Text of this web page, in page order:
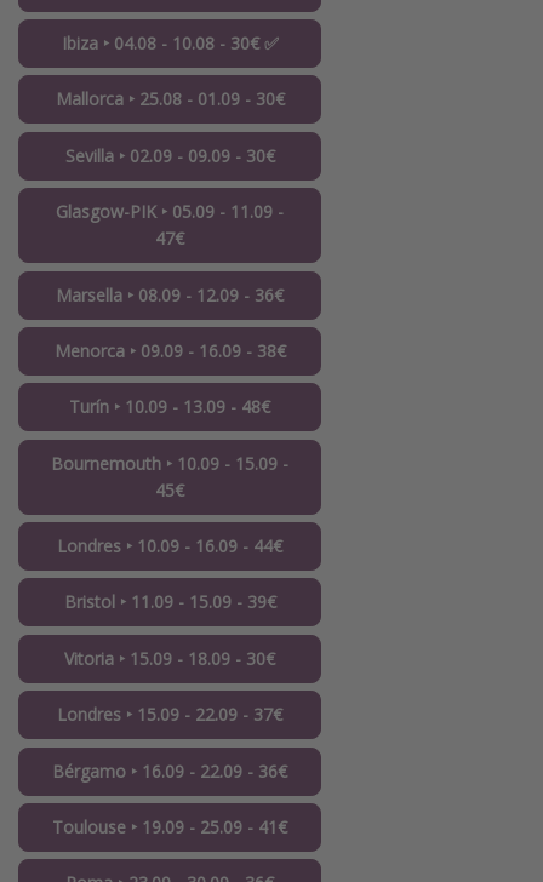
Ibiza ‣ 04.08 - 10.08 - 30€ ✅
Mallorca ‣ 25.08 - 01.09 - 30€
Sevilla ‣ 02.09 - 09.09 - 30€
Glasgow-PIK ‣ 05.09 - 11.09 -
47€
Marsella ‣ 08.09 - 12.09 - 36€
Menorca ‣ 09.09 - 16.09 - 38€
Turín ‣ 10.09 - 13.09 - 48€
Bournemouth ‣ 10.09 - 15.09 -
45€
Londres ‣ 10.09 - 16.09 - 44€
Bristol ‣ 11.09 - 15.09 - 39€
Vitoria ‣ 15.09 - 18.09 - 30€
Londres ‣ 15.09 - 22.09 - 37€
Bérgamo ‣ 16.09 - 22.09 - 36€
Toulouse ‣ 19.09 - 25.09 - 41€